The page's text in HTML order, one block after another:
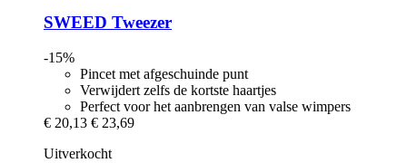
SWEED Tweezer
-15%
Pincet met afgeschuinde punt
Verwijdert zelfs de kortste haartjes
Perfect voor het aanbrengen van valse wimpers
€ 20,13 € 23,69
Uitverkocht